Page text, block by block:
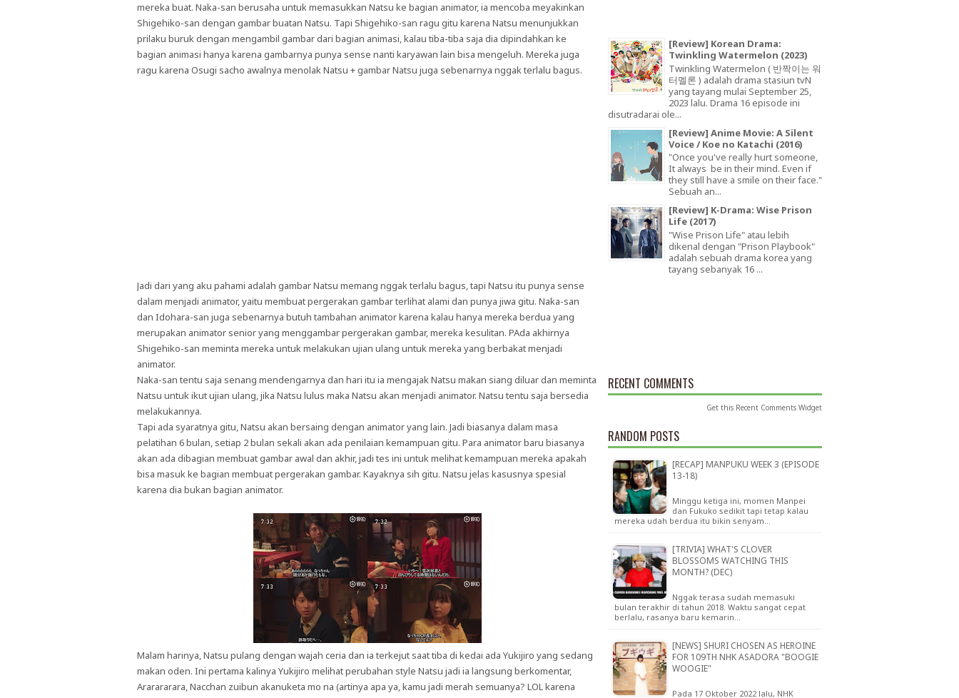
mereka buat. Naka-san berusaha untuk memasukkan Natsu ke bagian animator, ia mencoba meyakinkan
Shigehiko-san dengan gambar buatan Natsu. Tapi Shigehiko-san ragu gitu karena Natsu menunjukkan
prilaku buruk dengan mengambil gambar dari bagian animasi, kalau tiba-tiba saja dia dipindahkan ke
bagian animasi hanya karena gambarnya punya sense nanti karyawan lain bisa mengeluh. Mereka juga
ragu karena Osugi sacho awalnya menolak Natsu + gambar Natsu juga sebenarnya nggak terlalu bagus.
Jadi dari yang aku pahami adalah gambar Natsu memang nggak terlalu bagus, tapi Natsu itu punya sense
dalam menjadi animator, yaitu membuat pergerakan gambar terlihat alami dan punya jiwa gitu. Naka-san
dan Idohara-san juga sebenarnya butuh tambahan animator karena kalau hanya mereka berdua yang
merupakan animator senior yang menggambar pergerakan gambar, mereka kesulitan. PAda akhirnya
Shigehiko-san meminta mereka untuk melakukan ujian ulang untuk mereka yang berbakat menjadi
animator.
Naka-san tentu saja senang mendengarnya dan hari itu ia mengajak Natsu makan siang diluar dan meminta
Natsu untuk ikut ujian ulang, jika Natsu lulus maka Natsu akan menjadi animator. Natsu tentu saja bersedia
melakukannya.
Tapi ada syaratnya gitu, Natsu akan bersaing dengan animator yang lain. Jadi biasanya dalam masa
pelatihan 6 bulan, setiap 2 bulan sekali akan ada penilaian kemampuan gitu. Para animator baru biasanya
akan ada dibagian membuat gambar awal dan akhir, jadi tes ini untuk melihat kemampuan mereka apakah
bisa masuk ke bagian membuat pergerakan gambar. Kayaknya sih gitu. Natsu jelas kasusnya spesial
karena dia bukan bagian animator.
Malam harinya, Natsu pulang dengan wajah ceria dan ia terkejut saat tiba di kedai ada Yukijiro yang sedang
makan oden. Ini pertama kalinya Yukijiro melihat perubahan style Natsu jadi ia langsung berkomentar,
Ararararara, Nacchan zuibun akanuketa mo na (artinya apa ya, kamu jadi merah semuanya? LOL karena
[Review] Korean Drama:
Twinkling Watermelon (2023)
Twinkling Watermelon ( 반짝이는 워
터멜론 ) adalah drama stasiun tvN
yang tayang mulai September 25,
2023 lalu. Drama 16 episode ini
disutradarai ole...
[Review] Anime Movie: A Silent
Voice / Koe no Katachi (2016)
"Once you've really hurt someone,
It always be in their mind. Even if
they still have a smile on their face."
Sebuah an...
[Review] K-Drama: Wise Prison
Life (2017)
"Wise Prison Life" atau lebih
dikenal dengan "Prison Playbook"
adalah sebuah drama korea yang
tayang sebanyak 16 ...
RECENT COMMENTS
Get this Recent Comments Widget
RANDOM POSTS
[RECAP] MANPUKU WEEK 3 (EPISODE
13-18)
Minggu ketiga ini, momen Manpei
dan Fukuko sedikit tapi tetap kalau
mereka udah berdua itu bikin senyam…
[TRIVIA] WHAT'S CLOVER
BLOSSOMS WATCHING THIS
MONTH? (DEC)
Nggak terasa sudah memasuki
bulan terakhir di tahun 2018. Waktu sangat cepat
berlalu, rasanya baru kemarin…
[NEWS] SHURI CHOSEN AS HEROINE
FOR 109TH NHK ASADORA "BOOGIE
WOOGIE"
Pada 17 Oktober 2022 lalu, NHK